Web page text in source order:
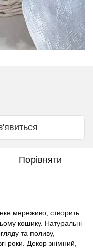
Порівняти
мереживо, створить
кошику. Натуральні
та поливу,
роки. Декор знімний,